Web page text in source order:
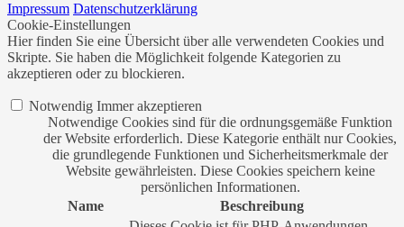
Impressum Datenschutzerklärung
Cookie-Einstellungen
Hier finden Sie eine Übersicht über alle verwendeten Cookies und
Skripte. Sie haben die Möglichkeit folgende Kategorien zu
akzeptieren oder zu blockieren.
Notwendig Immer akzeptieren
Notwendige Cookies sind für die ordnungsgemäße Funktion
der Website erforderlich. Diese Kategorie enthält nur Cookies,
die grundlegende Funktionen und Sicherheitsmerkmale der
Website gewährleisten. Diese Cookies speichern keine
persönlichen Informationen.
Name
Beschreibung